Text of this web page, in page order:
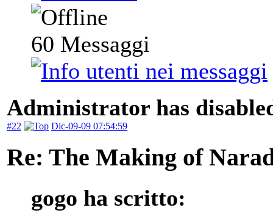
60 Messaggi
Administrator has
#22 Dic-09-09 07:54:59
Re: The Making of
gogo ha scritto: